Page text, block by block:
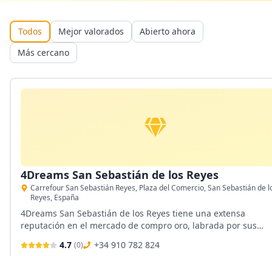
Todos Mejor valorados
Abierto ahora
Más cercano
4Dreams San Sebastián de los Reyes
Carrefour San Sebastián Reyes, Plaza del Comercio, San Sebastián de
Reyes, España
4Dreams San Sebastián de los Reyes tiene una extensa
reputación en el mercado de compro oro, labrada por sus
posibles y una atención transparente.
4.7 (0)
+34 910 782 824